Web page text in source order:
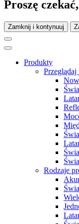
Proszę
Zamknij i kontynuuj
Produkty
Przeglądaj
Rodzaje